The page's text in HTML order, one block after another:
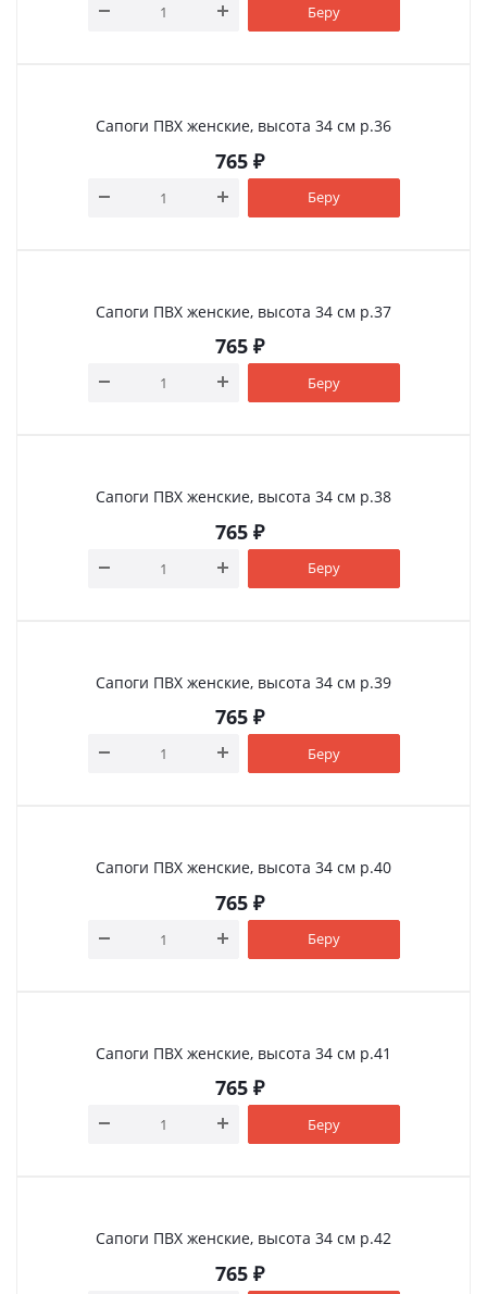
Беру
Сапоги ПВХ женские, высота 34 см р.36
765 ₽
Беру
Сапоги ПВХ женские, высота 34 см р.37
765 ₽
Беру
Сапоги ПВХ женские, высота 34 см р.38
765 ₽
Беру
Сапоги ПВХ женские, высота 34 см р.39
765 ₽
Беру
Сапоги ПВХ женские, высота 34 см р.40
765 ₽
Беру
Сапоги ПВХ женские, высота 34 см р.41
765 ₽
Беру
Сапоги ПВХ женские, высота 34 см р.42
765 ₽